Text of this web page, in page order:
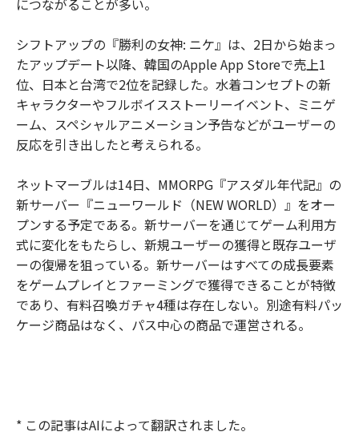
につながることが多い。
シフトアップの『勝利の女神: ニケ』は、2日から始まっ
たアップデート以降、韓国のApple App Storeで売上1
位、日本と台湾で2位を記録した。水着コンセプトの新
キャラクターやフルボイスストーリーイベント、ミニゲ
ーム、スペシャルアニメーション予告などがユーザーの
反応を引き出したと考えられる。
ネットマーブルは14日、MMORPG『アスダル年代記』の
新サーバー『ニューワールド（NEW WORLD）』をオー
プンする予定である。新サーバーを通じてゲーム利用方
式に変化をもたらし、新規ユーザーの獲得と既存ユーザ
ーの復帰を狙っている。新サーバーはすべての成長要素
をゲームプレイとファーミングで獲得できることが特徴
であり、有料召喚ガチャ4種は存在しない。別途有料パッ
ケージ商品はなく、パス中心の商品で運営される。
* この記事はAIによって翻訳されました。